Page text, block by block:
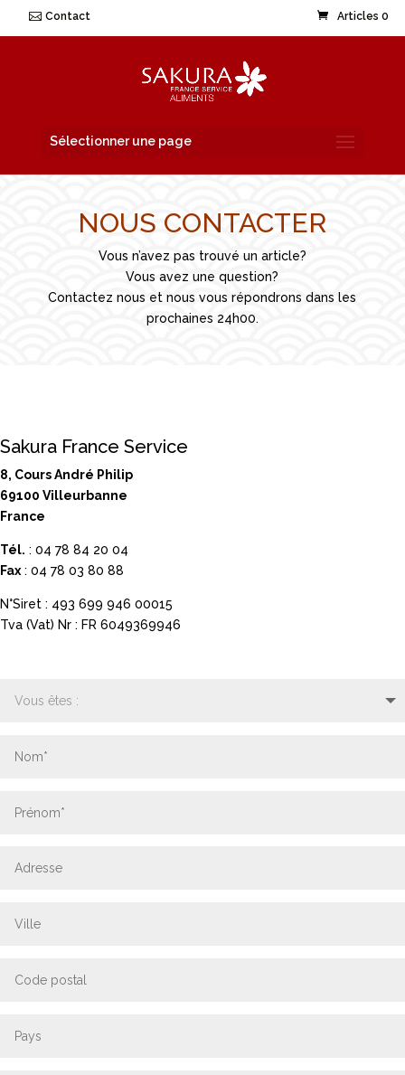
Contact Articles 0
Sélectionner une page
NOUS CONTACTER
Vous n’avez pas trouvé un article?
Vous avez une question?
Contactez nous et nous vous répondrons dans les
prochaines 24h00.
Sakura France Service
8, Cours André Philip
69100 Villeurbanne
France
Tél. : 04 78 84 20 04
Fax : 04 78 03 80 88
N°Siret : 493 699 946 00015
Tva (Vat) Nr : FR 6049369946